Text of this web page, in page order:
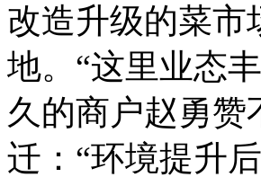
改造升级的菜市
地。“这里业态
久的商户赵勇赞
迁：“环境提升